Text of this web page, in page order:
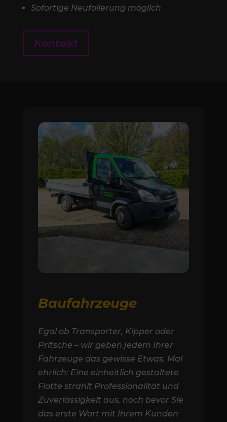
Sofortige Neufolierung möglich
Kontakt
Baufahrzeuge
Egal ob Transporter, Kipper oder
Pritsche – wir geben jedem Ihrer
Fahrzeuge das gewisse Etwas. Mal
ehrlich: Eine einheitlich gestaltete
Flotte strahlt Professionalität und
Zuverlässigkeit aus, noch bevor Sie
das erste Wort mit Ihrem Kunden